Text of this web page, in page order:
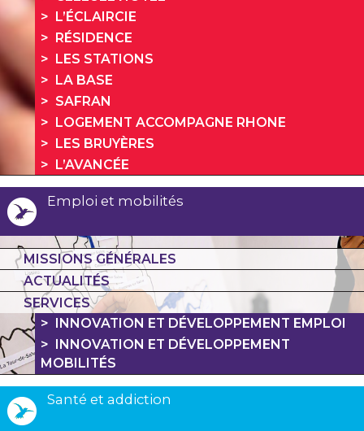
L’ÉCLAIRCIE
RÉSIDENCE
LES STATIONS
LA BASE
SAFRAN
LOGEMENT ACCOMPAGNE RHONE
LES BRUYÈRES
L’AVANCÉE
Emploi et mobilités
MISSIONS GÉNÉRALES
ACTUALITÉS
SERVICES
INNOVATION ET DÉVELOPPEMENT EMPLOI
INNOVATION ET DÉVELOPPEMENT
MOBILITÉS
Santé et addiction